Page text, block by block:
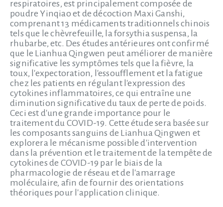
respiratoires, est principalement composée de
poudre Yinqiao et de décoction Maxi Ganshi,
comprenant 13 médicaments traditionnels chinois
tels que le chèvrefeuille, la forsythia suspensa, la
rhubarbe, etc. Des études antérieures ont confirmé
que le Lianhua Qingwen peut améliorer de manière
significative les symptômes tels que la fièvre, la
toux, l'expectoration, l'essoufflement et la fatigue
chez les patients en régulant l'expression des
cytokines inflammatoires, ce qui entraîne une
diminution significative du taux de perte de poids.
Ceci est d'une grande importance pour le
traitement du COVID-19. Cette étude sera basée sur
les composants sanguins de Lianhua Qingwen et
explorera le mécanisme possible d'intervention
dans la prévention et le traitement de la tempête de
cytokines de COVID-19 par le biais de la
pharmacologie de réseau et de l'amarrage
moléculaire, afin de fournir des orientations
théoriques pour l'application clinique.